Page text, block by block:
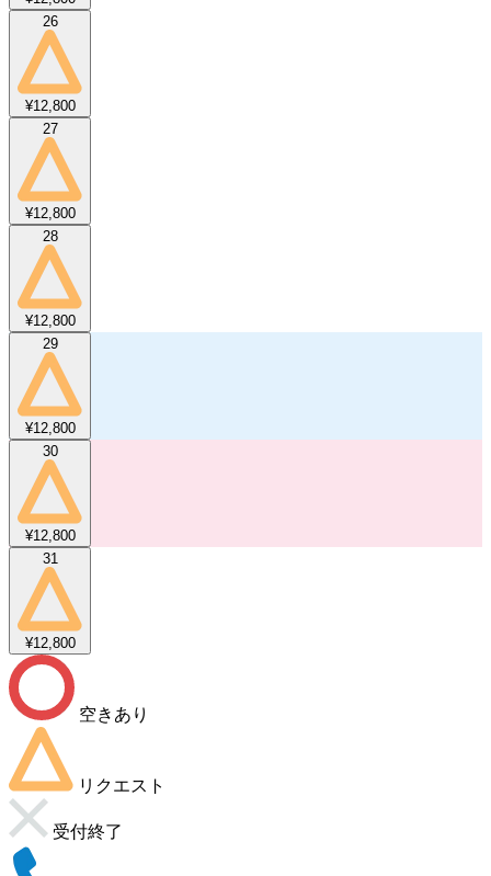
26
¥12,800
27
¥12,800
28
¥12,800
29
¥12,800
30
¥12,800
31
¥12,800
空きあり
リクエスト
受付終了